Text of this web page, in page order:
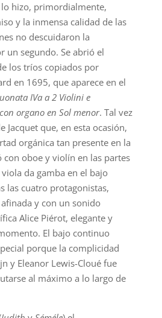
lo hizo, primordialmente,
y la inmensa calidad de las
no descuidaron la
un segundo. Se abrió el
los tríos copiados por
en 1695, que aparece en el
IVa a 2 Violini e
organo en Sol menor. Tal vez
Jacquet que, en esta ocasión,
orgánica tan presente en la
con oboe y violín en las partes
da gamba en el bajo
las cuatro protagonistas,
y con un sonido
Alice Piérot, elegante y
El bajo continuo
porque la complicidad
y Eleanor Lewis-Cloué fue
al máximo a lo largo de